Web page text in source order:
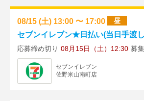
08/15 (土) 13:00 〜 17:00 昼
セブンイレブン★日払い(当日手渡
応募締め切り 08月15日（土）12:30 募
セブンイレブン
佐野米山南町店